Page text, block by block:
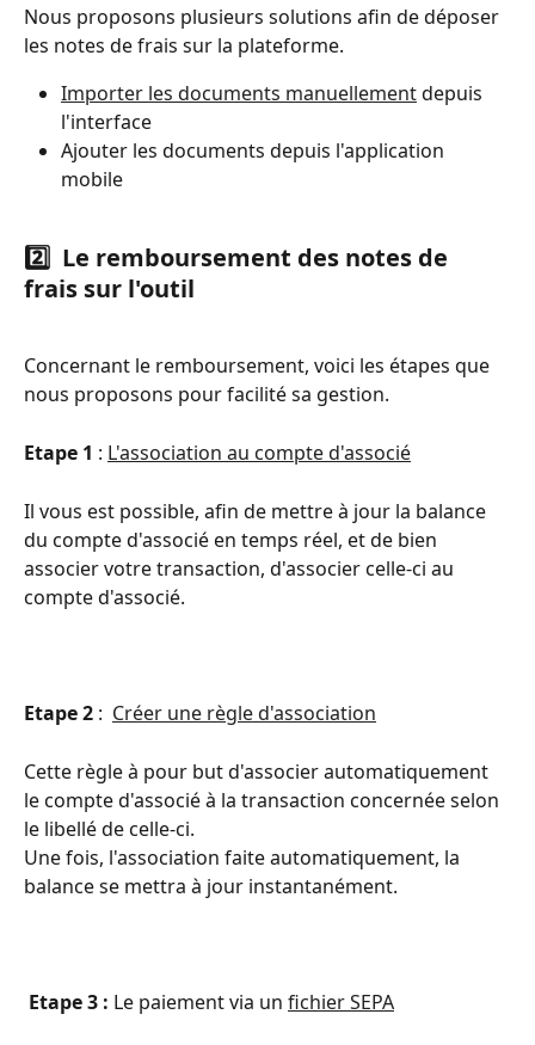
Nous proposons plusieurs solutions afin de déposer
les notes de frais sur la plateforme.
Importer les documents manuellement depuis
l'interface
Ajouter les documents depuis l'application
mobile
2️⃣  Le remboursement des notes de
frais sur l'outil
Concernant le remboursement, voici les étapes que
nous proposons pour facilité sa gestion.
Etape 1 : L'association au compte d'associé
Il vous est possible, afin de mettre à jour la balance
du compte d'associé en temps réel, et de bien
associer votre transaction, d'associer celle-ci au
compte d'associé.
Etape 2 : Créer une règle d'association
Cette règle à pour but d'associer automatiquement
le compte d'associé à la transaction concernée selon
le libellé de celle-ci.
Une fois, l'association faite automatiquement, la
balance se mettra à jour instantanément.
Etape 3 : Le paiement via un fichier SEPA